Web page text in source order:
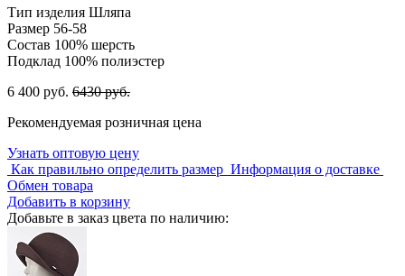
Тип изделия Шляпа
Размер 56-58
Состав 100% шерсть
Подклад 100% полиэстер
6 400 руб. 6430 руб.
Рекомендуемая розничная цена
Узнать оптовую цену
Как правильно определить размер Информация о доставке
Обмен товара
Добавить в корзину
Добавьте в заказ цвета по наличию: